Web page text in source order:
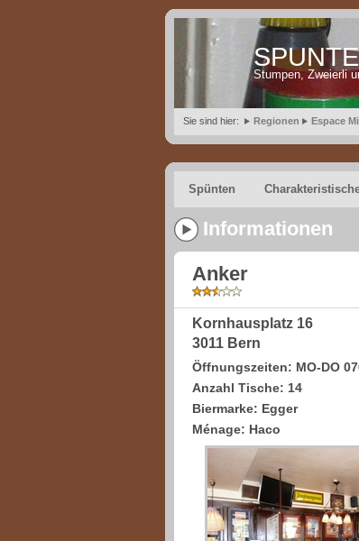
Stumpen, Zweierli
Sie sind hier: Regionen Espace
Spünten
Informationen
Anker
Kornhausplatz 16
3011 Bern
Öffnungszeiten: MO-DO
Anzahl Tische: 14
Biermarke: Egger
Ménage: Haco